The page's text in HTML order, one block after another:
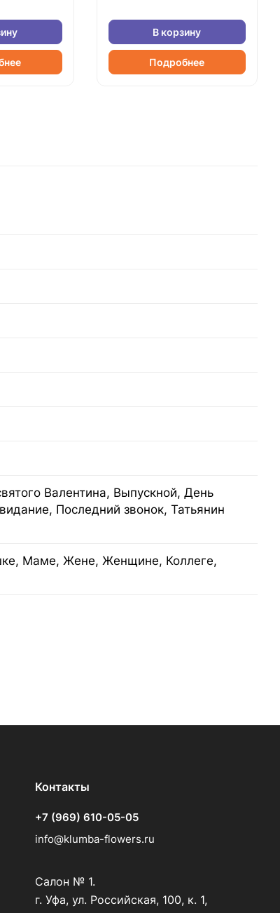
В корзину
Подробнее
Валентина, Выпускной, День
Последний звонок, Татьянин
Маме, Жене, Женщине, Коллеге,
Контакты
+7 (969) 610-05-05
info@klumba-flowers.ru
Салон № 1.
г. Уфа, ул. Российская, 100, к. 1,